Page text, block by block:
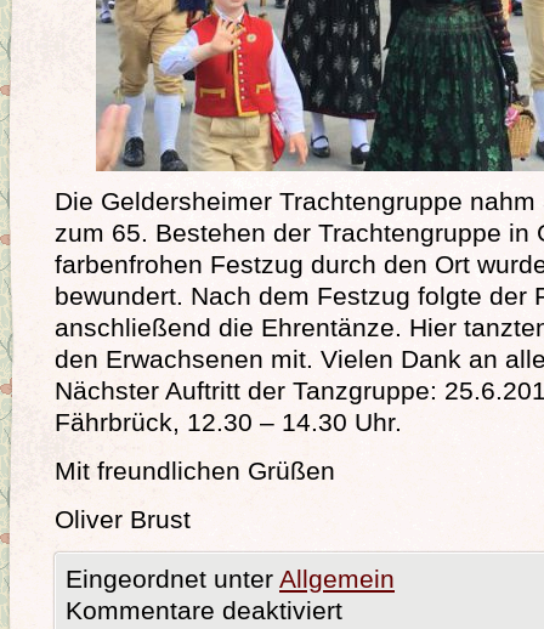
Die Geldersheimer Trachtengruppe
zum 65. Bestehen der Trachtengruppe in
farbenfrohen Festzug durch den Ort
bewundert. Nach dem Festzug folgte der
anschließend die Ehrentänze. Hier
den Erwachsenen mit. Vielen Dank an
Nächster Auftritt der Tanzgruppe:
Fährbrück, 12.30 – 14.30 Uhr.
Mit freundlichen Grüßen
Oliver Brust
Eingeordnet unter Allgemein
Kommentare deaktiviert